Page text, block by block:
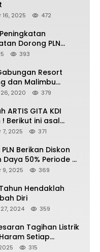
16, 2025 472
Dorong PLN
Global 500
393
Resort
dan Malimbu
TNI – POLRI
2020 379
ARTIS GITA KDI
! Berikut ini asal
dan intip
7, 2025 371
Berikan Diskon
50% Periode 4-
Cek
9, 2025 369
Hendaklah
Diri
2024 359
Tagihan Listrik
Setiap
315